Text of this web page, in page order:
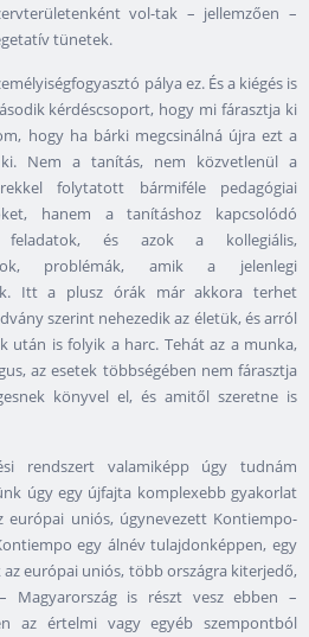
vol-tak – jellemzően –
tünetek.
pálya ez. És a kiégés is
kérdéscsoport, hogy mi fárasztja ki
hogy ha bárki megcsinálná újra ezt a
Nem a tanítás, nem közvetlenül a
folytatott bármiféle pedagógiai
hanem a tanításhoz kapcsolódó
feladatok, és azok a kollegiális,
problémák, amik a jelenlegi
Itt a plusz órák már akkora terhet
szerint nehezedik az életük, és arról
után is folyik a harc. Tehát az a munka,
az esetek többségében nem fárasztja
könyvel el, és amitől szeretne is
rendszert valamiképp úgy tudnám
úgy egy újfajta komplexebb gyakorlat
európai uniós, úgynevezett Kontiempo-
egy álnév tulajdonképpen, egy
európai uniós, több országra kiterjedő,
is részt vesz ebben –
az értelmi vagy egyéb szempontból